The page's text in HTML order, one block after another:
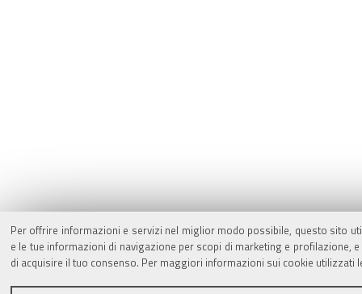
Per offrire informazioni e servizi nel miglior modo possibile, questo sito
e le tue informazioni di navigazione per scopi di marketing e
di acquisire il tuo consenso. Per maggiori informazioni sui cookie utilizzati